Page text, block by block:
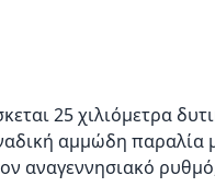
25 χιλιόμετρα
αμμώδη παραλία
αναγεννησιακό